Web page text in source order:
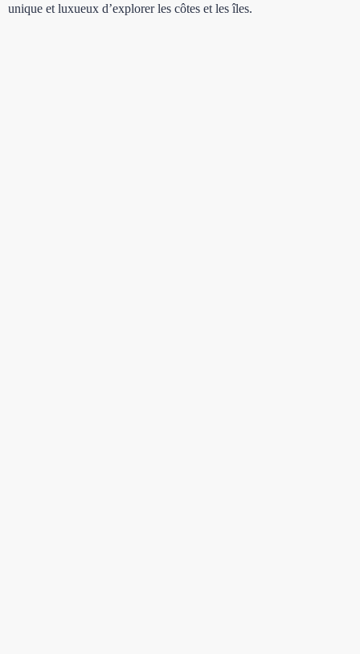
unique et luxueux d’explorer les côtes et les îles.